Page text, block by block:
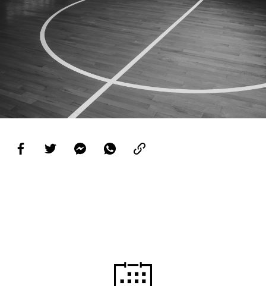
PROJETOS
LIGA BETCLIC MASCULINA
LIGA BETCLIC FEMININA